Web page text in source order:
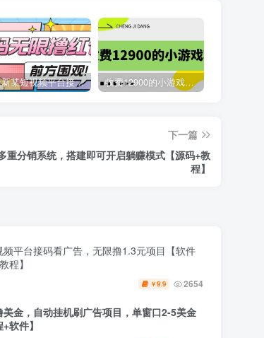
最新某短视频平台接码看广告，无限撸1.3元项目【软件+详细操作教程】 收费12900的小游戏项目，单机收益30+，独家养号方法
下一篇
重分销系统，搭建即可开启躺赚模式【源码+教
程】
频平台接码看广告，无限撸1.3元项目【软件
程】
￥9.9 2654
美金，自动挂机刷广告项目，单窗口2-5美金
软件】